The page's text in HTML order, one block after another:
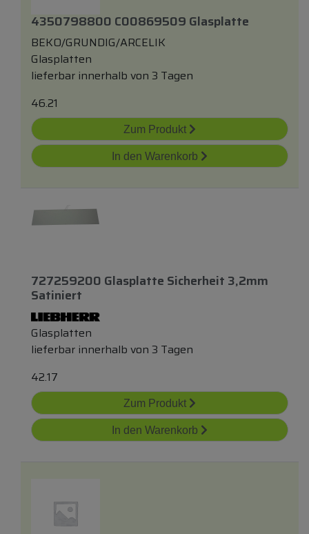
4350798800 C00869509 Glasplatte
BEKO/GRUNDIG/ARCELIK
Glasplatten
lieferbar innerhalb von 3 Tagen
46.21
Zum Produkt
In den Warenkorb
727259200 Glasplatte Sicherheit 3,2mm
Satiniert
Glasplatten
lieferbar innerhalb von 3 Tagen
42.17
Zum Produkt
In den Warenkorb